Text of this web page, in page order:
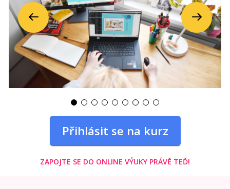
Předchozí Další
Přihlásit se na kurz
ZAPOJTE SE DO ONLINE VÝUKY PRÁVĚ TEĎ!